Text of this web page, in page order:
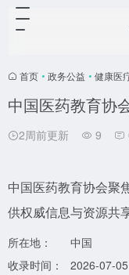
首页 • 政务公益 • 健康医
中国医药教育协
2周前更新 9
中国医药教育协会聚
供权威信息与资源共
所在地：
中国
收录时间：
2026-07-05